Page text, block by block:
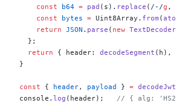
    const
b64 = pad (s). replace ( /- /g ,
    const
bytes = Uint8Array. from (
    return
JSON . parse ( new TextDecoder
  };
  return
{ header: decodeSegment (h),
}
const { header, payload } = decodeJwt
console. log (header); // { alg: